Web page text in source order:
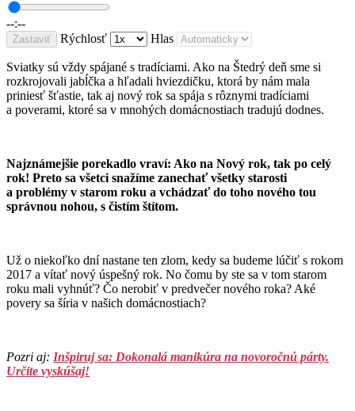
--:--
Zastaviť Rýchlosť Hlas
Sviatky sú vždy spájané s tradíciami. Ako na Štedrý deň sme si
rozkrojovali jabĺčka a hľadali hviezdičku, ktorá by nám mala
priniesť šťastie, tak aj nový rok sa spája s rôznymi tradíciami
a poverami, ktoré sa v mnohých domácnostiach tradujú dodnes.
Najznámejšie porekadlo vraví: Ako na Nový rok, tak po celý
rok! Preto sa všetci snažíme zanechať všetky starosti
a problémy v starom roku a vchádzať do toho nového tou
správnou nohou, s čistím štítom.
Už o niekoľko dní nastane ten zlom, kedy sa budeme lúčiť s rokom
2017 a vítať nový úspešný rok. No čomu by ste sa v tom starom
roku mali vyhnúť? Čo nerobiť v predvečer nového roka? Aké
povery sa šíria v našich domácnostiach?
Pozri aj: Inšpiruj sa: Dokonalá manikúra na novoročnú párty.
Určite vyskúšaj!